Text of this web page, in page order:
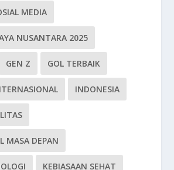
MEDIA
NUSANTARA 2025
GEN Z GOL TERBAIK
INDONESIA
MASA DEPAN
KEBIASAAN SEHAT